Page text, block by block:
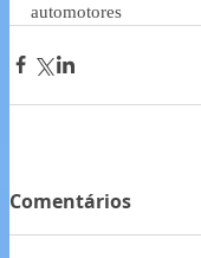
automotores
Comentários